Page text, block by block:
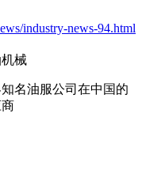
industry-news-94.html
械
名油服公司在中国的